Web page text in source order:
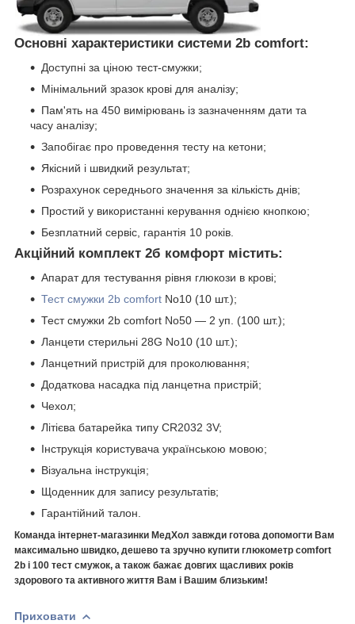
Основні характеристики системи 2b comfort:
Доступні за ціною тест-смужки;
Мінімальний зразок крові для аналізу;
Пам'ять на 450 вимірювань із зазначенням дати та
часу аналізу;
Запобігає про проведення тесту на кетони;
Якісний і швидкий результат;
Розрахунок середнього значення за кількість днів;
Простий у використанні керування однією кнопкою;
Безплатний сервіс, гарантія 10 років.
Акційний комплект 2б комфорт містить:
Апарат для тестування рівня глюкози в крові;
Тест смужки 2b comfort No10 (10 шт.);
Тест смужки 2b comfort No50 — 2 уп. (100 шт.);
Ланцети стерильні 28G No10 (10 шт.);
Ланцетний пристрій для проколювання;
Додаткова насадка під ланцетна пристрій;
Чехол;
Літієва батарейка типу CR2032 3V;
Інструкція користувача українською мовою;
Візуальна інструкція;
Щоденник для запису результатів;
Гарантійний талон.
Команда інтернет-магазинки МедХол завжди готова допомогти Вам
максимально швидко, дешево та зручно купити глюкометр comfort
2b і 100 тест смужок, а також бажає довгих щасливих років
здорового та активного життя Вам і Вашим близьким!
Приховати